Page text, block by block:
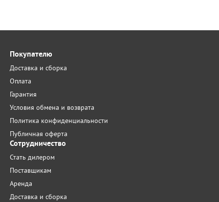
Покупателю
Доставка и сборка
Оплата
Гарантия
Условия обмена и возврата
Политика конфиденциальности
Публичная оферта
Сотрудничество
Стать дилером
Поставщикам
Аренда
Доставка и сборка